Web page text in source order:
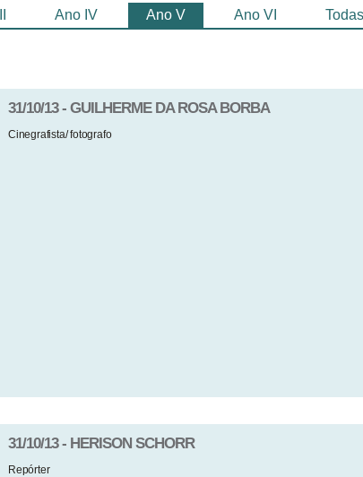
Ano IV Ano V Ano VI Todas
31/10/13 - GUILHERME DA ROSA BORBA
Cinegrafista/ fotografo
31/10/13 - HERISON SCHORR
Repórter